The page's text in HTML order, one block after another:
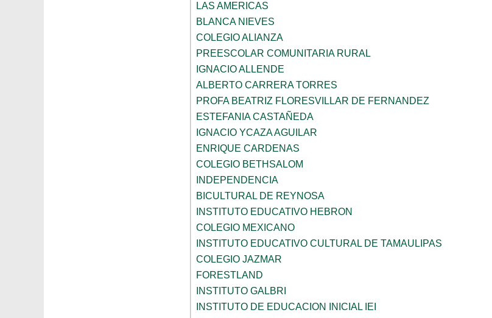
LAS AMERICAS
BLANCA NIEVES
COLEGIO ALIANZA
PREESCOLAR COMUNITARIA RURAL
IGNACIO ALLENDE
ALBERTO CARRERA TORRES
PROFA BEATRIZ FLORESVILLAR DE FERNANDEZ
ESTEFANIA CASTAÑEDA
IGNACIO YCAZA AGUILAR
ENRIQUE CARDENAS
COLEGIO BETHSALOM
INDEPENDENCIA
BICULTURAL DE REYNOSA
INSTITUTO EDUCATIVO HEBRON
COLEGIO MEXICANO
INSTITUTO EDUCATIVO CULTURAL DE TAMAULIPAS
COLEGIO JAZMAR
FORESTLAND
INSTITUTO GALBRI
INSTITUTO DE EDUCACION INICIAL IEI